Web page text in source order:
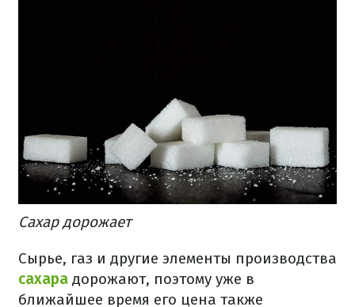
Сахар дорожает
Сырье, газ и другие элементы производства
сахара дорожают, поэтому уже в
ближайшее время его цена также